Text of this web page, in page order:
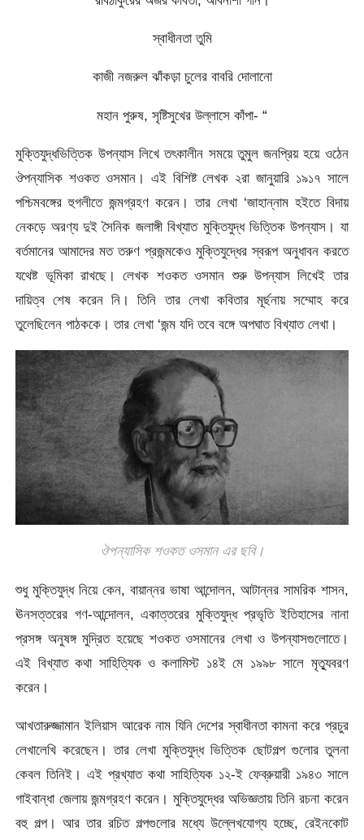
স্বাধীনতা তুমি
কাজী নজরুল ঝাঁকড়া চুলের বাবরি দোলানো
মহান পুরুষ, সৃষ্টিসুখের উল্লাসে কাঁপা- “
মুক্তিযুদ্ধভিত্তিক উপন্যাস লিখে তৎকালীন সময়ে তুমুল জনপ্রিয় হয়ে ওঠেন
ঔপন্যাসিক শওকত ওসমান। এই বিশিষ্ট লেখক ২রা জানুয়ারি ১৯১৭ সালে
পশ্চিমবঙ্গের হুগলীতে জন্মগ্রহণ করেন। তার লেখা ‘জাহান্নাম হইতে বিদায়
নেকড়ে অরণ্য দুই সৈনিক জলাঙ্গী বিখ্যাত মুক্তিযুদ্ধ ভিত্তিক উপন্যাস। যা
বর্তমানের আমাদের মত তরুণ প্রজন্মকেও মুক্তিযুদ্ধের স্বরূপ অনুধাবন করতে
যথেষ্ট ভূমিকা রাখছে। লেখক শওকত ওসমান শুরু উপন্যাস লিখেই তার
দায়িত্ব শেষ করেন নি। তিনি তার লেখা কবিতার মূর্ছনায় সম্মোহ করে
তুলেছিলেন পাঠককে। তার লেখা ‘জন্ম যদি তবে বঙ্গে অপঘাত বিখ্যাত লেখা।
ঔপন্যাসিক শওকত ওসমান এর ছবি।
শুধু মুক্তিযুদ্ধ নিয়ে কেন, বায়ান্নর ভাষা আন্দোলন, আটান্নর সামরিক শাসন,
ঊনসত্তরের গণ-আন্দোলন, একাত্তরের মুক্তিযুদ্ধ প্রভৃতি ইতিহাসের নানা
প্রসঙ্গ অনুষঙ্গ মুদ্রিত হয়েছে শওকত ওসমানের লেখা ও উপন্যাসগুলোতে।
এই বিখ্যাত কথা সাহিত্যিক ও কলামিস্ট ১৪ই মে ১৯৯৮ সালে মৃত্যুবরণ
করেন।
আখতারুজ্জামান ইলিয়াস আরেক নাম যিনি দেশের স্বাধীনতা কামনা করে প্রচুর
লেখালেখি করেছেন। তার লেখা মুক্তিযুদ্ধ ভিত্তিক ছোটগল্প গুলোর তুলনা
কেবল তিনিই। এই প্রখ্যাত কথা সাহিত্যিক ১২-ই ফেব্রুয়ারী ১৯৪৩ সালে
গাইবান্ধা জেলায় জন্মগ্রহণ করেন। মুক্তিযুদ্ধের অভিজ্ঞতায় তিনি রচনা করেন
বহু গল্প। আর তার রচিত গল্পগুলোর মধ্যে উল্লেখযোগ্য হচ্ছে, রেইনকোট